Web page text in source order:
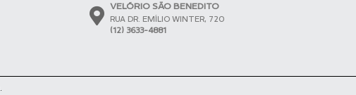
VELÓRIO SÃO BENEDITO
RUA DR. EMÍLIO WINTER, 720
(12) 3633-4881